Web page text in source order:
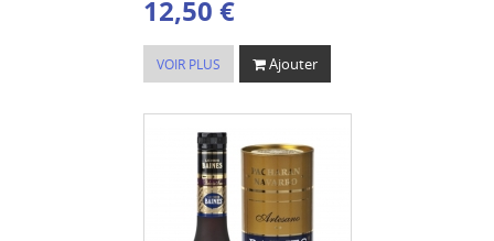
12,50 €
VOIR PLUS Ajouter